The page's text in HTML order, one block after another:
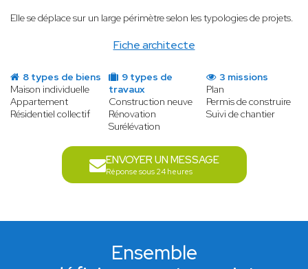
Fiche architecte
Elle se déplace sur un large périmètre selon les typologies de projets.
8 types de biens
Maison individuelle
Appartement
Résidentiel collectif
9 types de
travaux
Construction neuve
Rénovation
Surélévation
3 missions
Plan
Permis de construire
Suivi de chantier
ENVOYER UN MESSAGE
Réponse sous 24 heures
Ensemble